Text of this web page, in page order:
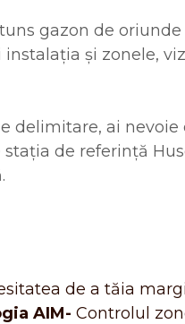
gazon de
și zonele,
delimitare, ai
de referință
de a tăia
AIM- Controlul